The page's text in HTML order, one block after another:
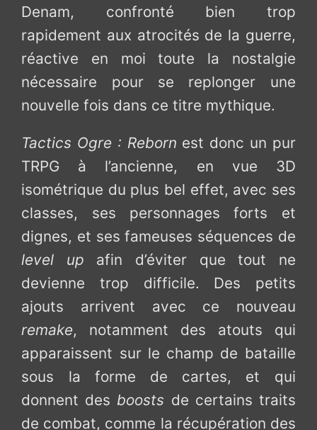
Denam, confronté bien trop
rapidement aux atrocités de la guerre,
réactive en moi toute la nostalgie
nécessaire pour se replonger une
nouvelle fois dans ce titre mythique.
Tactics Ogre : Reborn est donc un pur
TRPG à l’ancienne, en vue 3D
isométrique du plus bel effet, avec ses
classes, ses personnages forts et
dignes, et ses fameuses séquences de
level up afin d’éviter que tout ne
devienne trop difficile. Des petits
ajouts arrivent avec ce nouveau
remake, notamment des atouts qui
apparaissent sur le champ de bataille
sous la forme de cartes, et qui
donnent des boosts de certains traits
de combat, comme la récupération des